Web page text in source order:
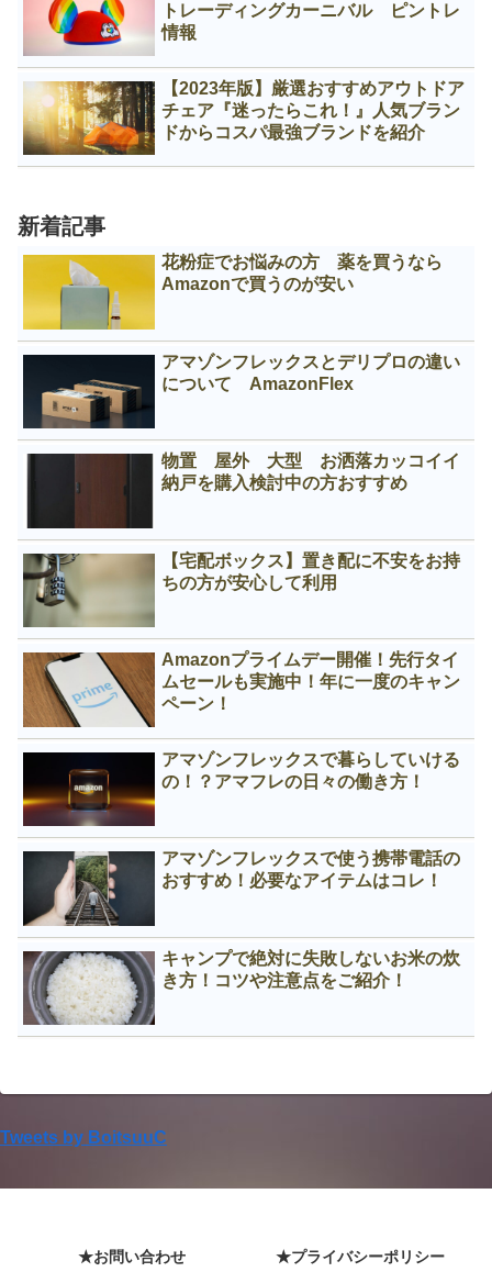
トレーディングカーニバル ピントレ
情報
【2023年版】厳選おすすめアウトドア
チェア『迷ったらこれ！』人気ブラン
ドからコスパ最強ブランドを紹介
新着記事
花粉症でお悩みの方 薬を買うなら
Amazonで買うのが安い
アマゾンフレックスとデリプロの違い
について AmazonFlex
物置 屋外 大型 お洒落カッコイイ
納戸を購入検討中の方おすすめ
【宅配ボックス】置き配に不安をお持
ちの方が安心して利用
Amazonプライムデー開催！先行タイ
ムセールも実施中！年に一度のキャン
ペーン！
アマゾンフレックスで暮らしていける
の！？アマフレの日々の働き方！
アマゾンフレックスで使う携帯電話の
おすすめ！必要なアイテムはコレ！
キャンプで絶対に失敗しないお米の炊
き方！コツや注意点をご紹介！
Tweets by BoitsuuC
★お問い合わせ ★プライバシーポリシー